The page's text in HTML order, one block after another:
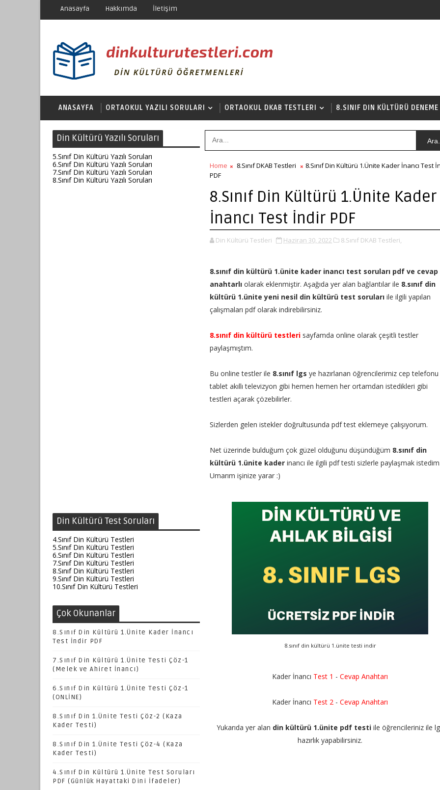
Anasayfa Hakkımda İletişim
ANASAYFA ORTAOKUL YAZILI SORULARI ORTAOKUL DKAB TESTLERI 8.SINIF DIN KÜLTÜRÜ
Din Kültürü Yazılı Soruları
5.Sınıf Din Kültürü Yazılı Soruları
6.Sınıf Din Kültürü Yazılı Soruları
7.Sınıf Din Kültürü Yazılı Soruları
8.Sınıf Din Kültürü Yazılı Soruları
Din Kültürü Test Soruları
4.Sınıf Din Kültürü Testleri
5.Sınıf Din Kültürü Testleri
6.Sınıf Din Kültürü Testleri
7.Sınıf Din Kültürü Testleri
8.Sınıf Din Kültürü Testleri
9.Sınıf Din Kültürü Testleri
10.Sınıf Din Kültürü Testleri
Çok Okunanlar
8.Sınıf Din Kültürü 1.Ünite Kader İnancı
Test İndir PDF
7.Sınıf Din Kültürü 1.Ünite Testi Çöz-1
(Melek ve Ahiret İnancı)
6.Sınıf Din Kültürü 1.Ünite Testi Çöz-1
(ONLİNE)
8.Sınıf Din 1.Ünite Testi Çöz-2 (Kaza
Kader Testi)
8.Sınıf Din 1.Ünite Testi Çöz-4 (Kaza
Kader Testi)
4.Sınıf Din Kültürü 1.Ünite Test Soruları
PDF (Günlük Hayattaki Dini İfadeler)
Home 8.Sınıf DKAB Testleri
8.Sınıf Din Kültürü 1.Ünite Kader İnancı Test
PDF
8.Sınıf Din Kültürü 1.Ünite Kader
İnancı Test İndir PDF
Din Kültürü Testleri Haziran 30, 2022 8.Sınıf DKAB Testleri,
8.sınıf din kültürü 1.ünite kader inancı test soruları pdf ve cevap
anahtarlı olarak eklenmiştir. Aşağıda yer alan bağlantılar ile 8.sınıf din
kültürü 1.ünite yeni nesil din kültürü test soruları ile ilgili yapılan
çalışmaları pdf olarak indirebilirsiniz.
8.sınıf din kültürü testleri sayfamda online olarak çeşitli testler
paylaşmıştım.
Bu online testler ile 8.sınıf lgs ye hazırlanan öğrencilerimiz cep telefonu
tablet akıllı televizyon gibi hemen hemen her ortamdan istedikleri gibi
testleri açarak çözebilirler.
Sizlerden gelen istekler doğrultusunda pdf test eklemeye çalışıyorum.
Net üzerinde bulduğum çok güzel olduğunu düşündüğüm 8.sınıf din
kültürü 1.ünite kader inancı ile ilgili pdf testi sizlerle paylaşmak
Umarım işinize yarar :)
8.sınıf din kültürü 1.ünite testi indir
Kader İnancı Test 1 - Cevap Anahtarı
Kader İnancı Test 2 - Cevap Anahtarı
Yukarıda yer alan din kültürü 1.ünite pdf testi ile öğrencileriniz ile
hazırlık yapabilirsiniz.